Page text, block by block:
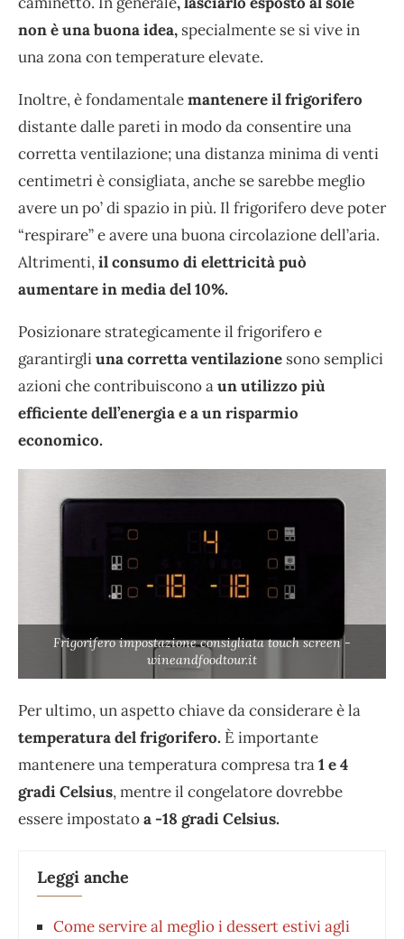
non è una buona idea, specialmente se si vive in
una zona con temperature elevate.
Inoltre, è fondamentalemantenere il frigorifero
distante dalle pareti in modo da consentire una
corretta ventilazione; una distanza minima di venti
centimetri è consigliata, anche se sarebbe meglio
avere un po’ di spazio in più. Il frigorifero deve poter
“respirare” e avere una buona circolazione dell’aria.
Altrimenti,il consumo di elettricità può
aumentare in media del 10%.
Posizionare strategicamente il frigorifero e
garantirgliuna corretta ventilazione sono semplici
azioni che contribuiscono aun utilizzo più
efficiente dell’energia e a un risparmio
economico.
Frigorifero impostazione consigliata touch screen -
wineandfoodtour.it
Per ultimo, un aspetto chiave da considerare è la
temperatura del frigorifero. È importante
mantenere una temperatura compresa tra1 e 4
gradi Celsius, mentre il congelatore dovrebbe
essere impostatoa -18 gradi Celsius.
Leggi anche
Come servire al meglio i dessert estivi agli